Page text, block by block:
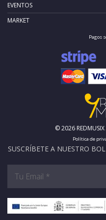
EVENTOS
MARKET
Pagos
© 2026 REDMUSIX
Política de
SUSCRÍBETE A NUESTRO